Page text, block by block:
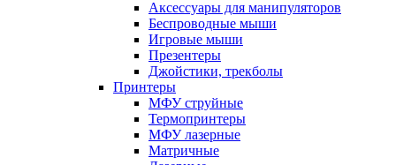
Аксессуары для манипуляторов
Беспроводные мыши
Игровые мыши
Презентеры
Джойстики, трекболы
Принтеры
МФУ струйные
Термопринтеры
МФУ лазерные
Матричные